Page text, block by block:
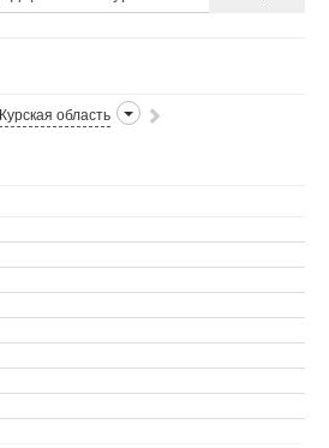
Курская область